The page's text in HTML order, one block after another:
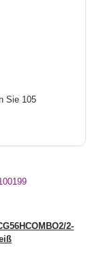
Sie 105
2-